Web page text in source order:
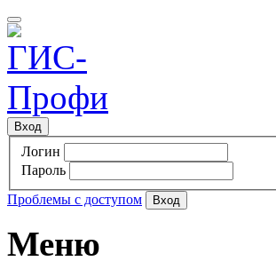
Вход
Логин
Пароль
Проблемы с доступом
Меню